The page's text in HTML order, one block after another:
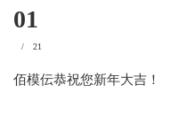
01
/ 21
佰模伝恭祝您新年大吉！